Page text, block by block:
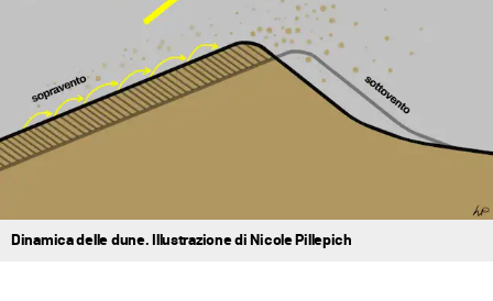
Dinamica delle dune. Illustrazione di Nicole Pillepich